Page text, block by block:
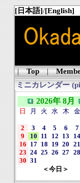
[日本語]/[English]
|Top|
ミニカレンダー
2026年 8月
日 月 火 水 木 金
2
3 4 5 6 7
9
10 11 12 13 14
16 17 18 19 20 21
23 24 25 26 27 28
30 31
＜今日＞